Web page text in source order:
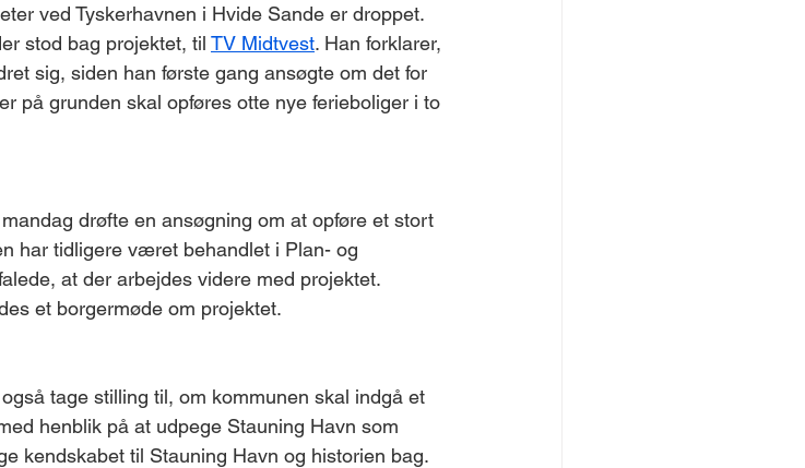
ved Tyskerhavnen i Hvide Sande er droppet.
stod bag projektet, til TV Midtvest. Han forklarer,
sig, siden han første gang ansøgte om det for
på grunden skal opføres otte nye ferieboliger i to
drøfte en ansøgning om at opføre et stort
har tidligere været behandlet i Plan- og
at der arbejdes videre med projektet.
et borgermøde om projektet.
tage stilling til, om kommunen skal indgå et
henblik på at udpege Stauning Havn som
kendskabet til Stauning Havn og historien bag.